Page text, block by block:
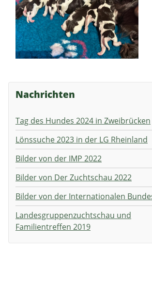
Nachrichten
Tag des Hundes 2024 in Zweibrücken
Lönssuche 2023 in der LG Rheinland
Bilder von der IMP 2022
Bilder von Der Zuchtschau 2022
Bilder von der Internationalen
Landesgruppenzuchtschau und
Familientreffen 2019